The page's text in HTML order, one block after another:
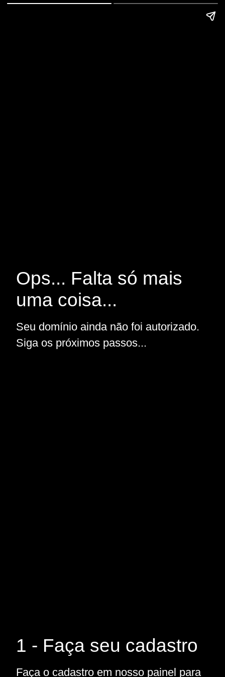
Ops... Falta só mais
uma coisa...
Seu domínio ainda não foi autorizado.
Siga os próximos passos...
1 - Faça seu cadastro
Faça o cadastro em nosso painel para